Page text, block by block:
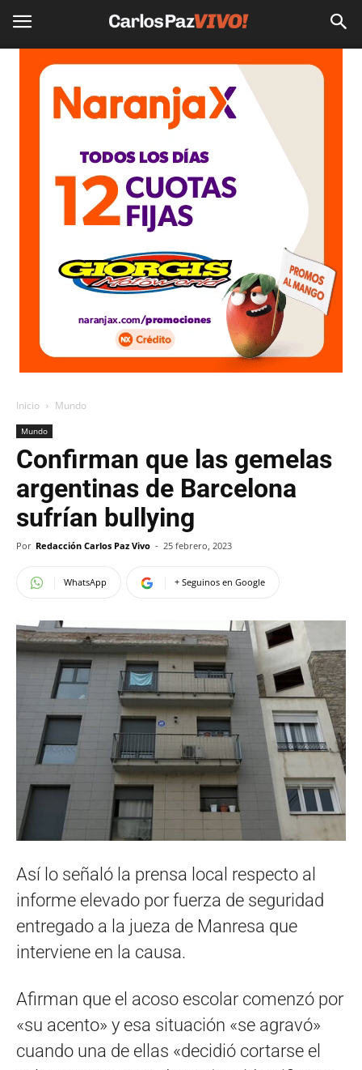
Inicio Mundo
Mundo
Confirman que las gemelas
argentinas de Barcelona
sufrían bullying
Por Redacción Carlos Paz Vivo - 25 febrero, 2023
WhatsApp + Seguinos en Google
Así lo señaló la prensa local respecto al
informe elevado por fuerza de seguridad
entregado a la jueza de Manresa que
interviene en la causa.
Afirman que el acoso escolar comenzó por
«su acento» y esa situación «se agravó»
cuando una de ellas «decidió cortarse el